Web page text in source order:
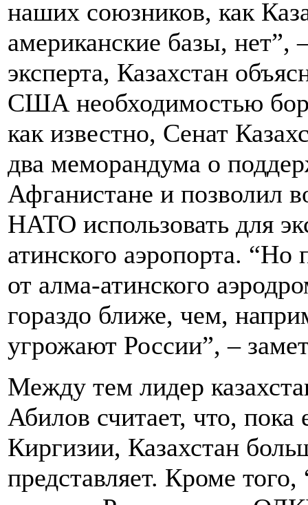
наших союзников, как
американские базы,
эксперта, Казахстан
США необходимостью
как известно, Сенат
два меморандума о
Афганистане и
НАТО использовать для
атинского аэропорта. “Но
от алма-атинского
гораздо ближе, чем,
угрожают России”, –
Между тем лидер
Абилов считает, что, пока
Киргизии, Казахстан
представляет. Кроме того,